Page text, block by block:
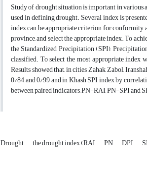
Study of drought situation is important in various
used in defining drought. Several index is
index can be appropriate criterion for conformity
province, and select the appropriate index. To
the Standardized Precipitation (SPI),
classified. To select the most appropriate index
Results showed that, in cities Zahak, Zabol,
0/84 and 0/99 and in Khash SPI index by
between paired indicators, PN-RAI, PN-SPI and
Drought the drought index (RAI PN DPI